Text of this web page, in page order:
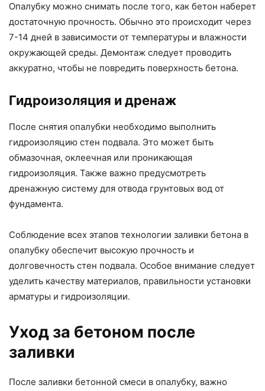
Опалубку можно снимать после того, как бетон наберет
достаточную прочность. Обычно это происходит через
7-14 дней в зависимости от температуры и влажности
окружающей среды. Демонтаж следует проводить
аккуратно, чтобы не повредить поверхность бетона.
Гидроизоляция и дренаж
После снятия опалубки необходимо выполнить
гидроизоляцию стен подвала. Это может быть
обмазочная, оклеечная или проникающая
гидроизоляция. Также важно предусмотреть
дренажную систему для отвода грунтовых вод от
фундамента.
Соблюдение всех этапов технологии заливки бетона в
опалубку обеспечит высокую прочность и
долговечность стен подвала. Особое внимание следует
уделить качеству материалов, правильности установки
арматуры и гидроизоляции.
Уход за бетоном после
заливки
После заливки бетонной смеси в опалубку, важно